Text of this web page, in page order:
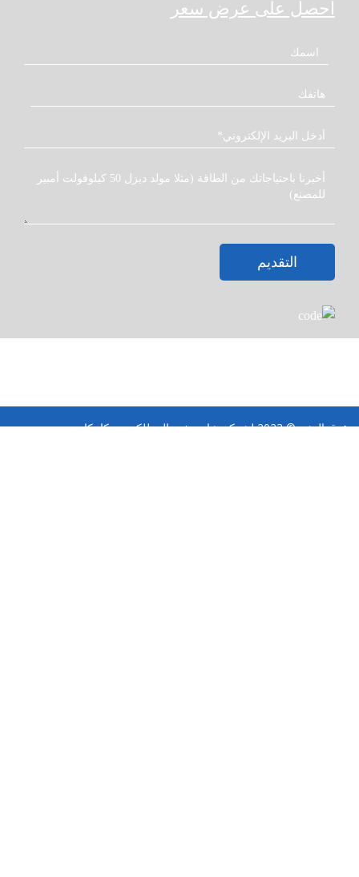
احصل على عرض سعر
التقديم
حقوق النشر © 2023 لشركة شاندونغ هوالي للكهروميكانيكا